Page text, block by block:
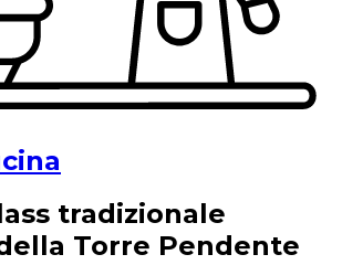
tradizionale
Torre Pendente